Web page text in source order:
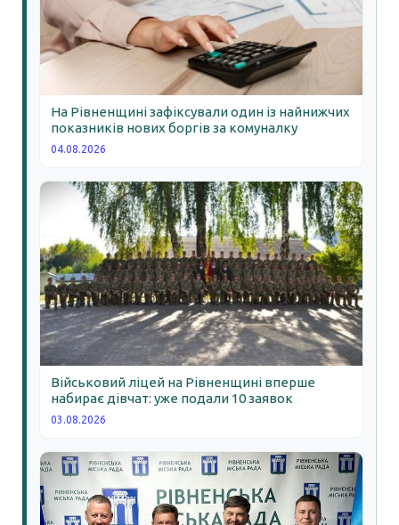
На Рівненщині зафіксували один із найнижчих
показників нових боргів за комуналку
04.08.2026
Військовий ліцей на Рівненщині вперше
набирає дівчат: уже подали 10 заявок
03.08.2026